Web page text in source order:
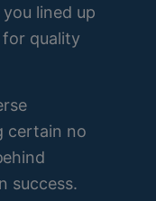
lined uр
quality
certain no
success.